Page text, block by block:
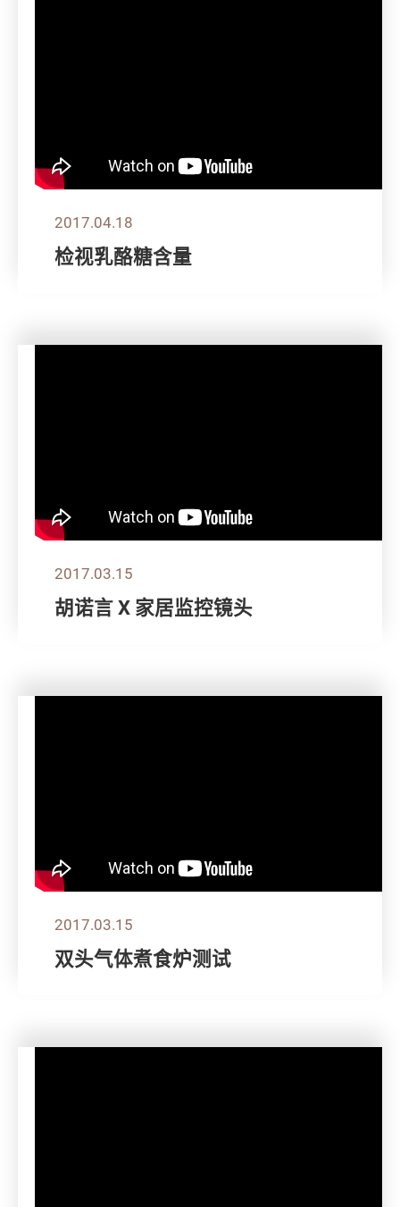
2017.04.18
检视乳酪糖含量
2017.03.15
胡诺言 X 家居监控镜头
2017.03.15
双头气体煮食炉测试